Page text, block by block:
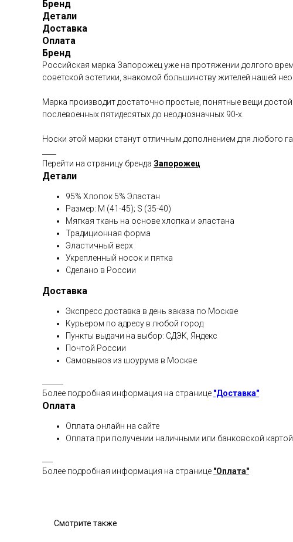
Бренд
Детали
Доставка
Оплата
Бренд
Российская марка Запорожец уже на протяжении долгого
советской эстетики, знакомой большинству жителей нашей
Марка производит достаточно простые, понятные вещи
послевоенных пятидесятых до неоднозначных 90-х.
Носки этой марки станут отличным дополнением для любого
Перейти на страницу бренда Запорожец
Детали
95% Хлопок 5% Эластан
Размер: M (41-45); S (35-40)
Мягкая ткань на основе хлопка и эластана
Традиционная форма
Эластичный верх
Укрепленный носок и пятка
Сделано в России
Доставка
Экспресс доставка в день заказа по Москве
Курьером по адресу в любой город
Пункты выдачи на выбор: СДЭК, Яндекс
Почтой России
Самовывоз из шоурума в Москве
Более подробная информация на странице "Доставка"
Оплата
Оплата онлайн на сайте
Оплата при получении наличными или банковской картой
Более подробная информация на странице "Оплата"
Смотрите также